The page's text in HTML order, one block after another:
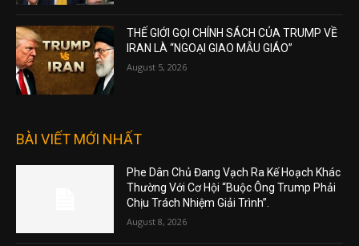
THẾ GIỚI GỌI CHÍNH SÁCH CỦA TRUMP VỀ
IRAN LÀ “NGOẠI GIAO MẪU GIÁO”
August 5, 2026
BÀI VIẾT MỚI NHẤT
Phe Dân Chủ Đang Vạch Ra Kế Hoạch Khác
Thường Với Cơ Hội “Buộc Ông Trump Phải
Chịu Trách Nhiệm Giải Trình”.
August 8, 2026